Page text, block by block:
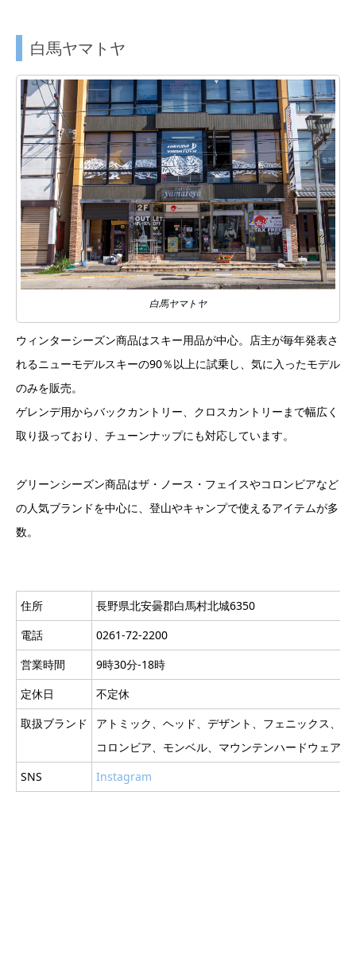
白馬ヤマトヤ
白馬ヤマトヤ
ウィンターシーズン商品はスキー用品が中心。店主が毎年発表さ
れるニューモデルスキーの90％以上に試乗し、気に入ったモデル
のみを販売。
ゲレンデ用からバックカントリー、クロスカントリーまで幅広く
取り扱っており、チューンナップにも対応しています。
グリーンシーズン商品はザ・ノース・フェイスやコロンビアなど
の人気ブランドを中心に、登山やキャンプで使えるアイテムが多
数。
住所
長野県北安曇郡白馬村北城6350
電話
0261-72-2200
営業時間
9時30分-18時
定休日
不定休
取扱ブランド
アトミック、ヘッド、デザント、フェニックス、
コロンビア、モンベル、マウンテンハードウェア、
SNS
Instagram